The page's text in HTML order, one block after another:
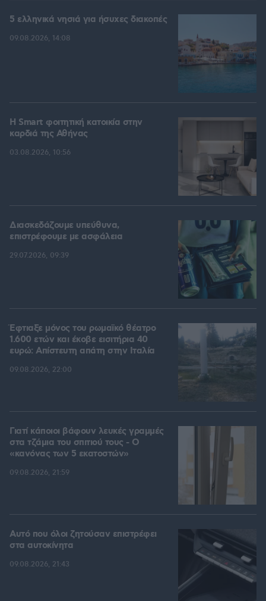
5 ελληνικά νησιά για ήσυχες διακοπές
09.08.2026, 14:08
Η Smart φοιτητική κατοικία στην
καρδιά της Αθήνας
03.08.2026, 10:56
Διασκεδάζουμε υπεύθυνα,
επιστρέφουμε με ασφάλεια
29.07.2026, 09:39
Έφτιαξε μόνος του ρωμαϊκό θέατρο
1.600 ετών και έκοβε εισιτήρια 40
ευρώ: Απίστευτη απάτη στην Ιταλία
09.08.2026, 22:00
Γιατί κάποιοι βάφουν λευκές γραμμές
στα τζάμια του σπιτιού τους - Ο
«κανόνας των 5 εκατοστών»
09.08.2026, 21:59
Αυτό που όλοι ζητούσαν επιστρέφει
στα αυτοκίνητα
09.08.2026, 21:43